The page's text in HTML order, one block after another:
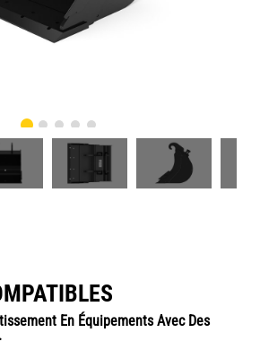
En Équipements Avec Des